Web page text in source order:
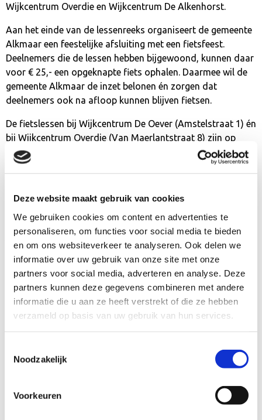
Deze website maakt gebruik van cookies
We gebruiken cookies om content en advertenties te
personaliseren, om functies voor social media te bieden
en om ons websiteverkeer te analyseren. Ook delen we
informatie over uw gebruik van onze site met onze
partners voor social media, adverteren en analyse. Deze
partners kunnen deze gegevens combineren met andere
informatie die u aan ze heeft verstrekt of die ze hebben
verzameld op basis van uw gebruik van hun services.
Noodzakelijk
Voorkeuren
Wijkcentrum Overdie en Wijkcentrum De Alkenhorst.
Aan het einde van de lessenreeks organiseert de gemeente
Alkmaar een feestelijke afsluiting met een fietsfeest.
Deelnemers die de lessen hebben bijgewoond, kunnen daar
voor € 25,- een opgeknapte fiets ophalen. Daarmee wil de
gemeente Alkmaar de inzet belonen én zorgen dat
deelnemers ook na afloop kunnen blijven fietsen.
De fietslessen bij Wijkcentrum De Oever (Amstelstraat 1) én
bij Wijkcentrum Overdie (Van Maerlantstraat 8) zijn op
dinsdagochtend van 9.30 tot 11.00 uur. De eerste les is op
dinsdag 31 maart en de laatste les op dinsdag 30 juni, met
Wijkcentrum De Alkenhorst (Schelfhoutlaan 4) zijn op
op donderdag 26 maart en de laatste les op donderdag 2
juli, met uitzondering van Hemelvaart en de meivakantie.
Gratis aanmelden kan viawww.alkmaaractief.nl .